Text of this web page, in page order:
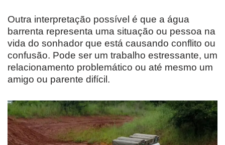
Outra interpretação possível é que a água
barrenta representa uma situação ou pessoa na
vida do sonhador que está causando conflito ou
confusão. Pode ser um trabalho estressante, um
relacionamento problemático ou até mesmo um
amigo ou parente difícil.